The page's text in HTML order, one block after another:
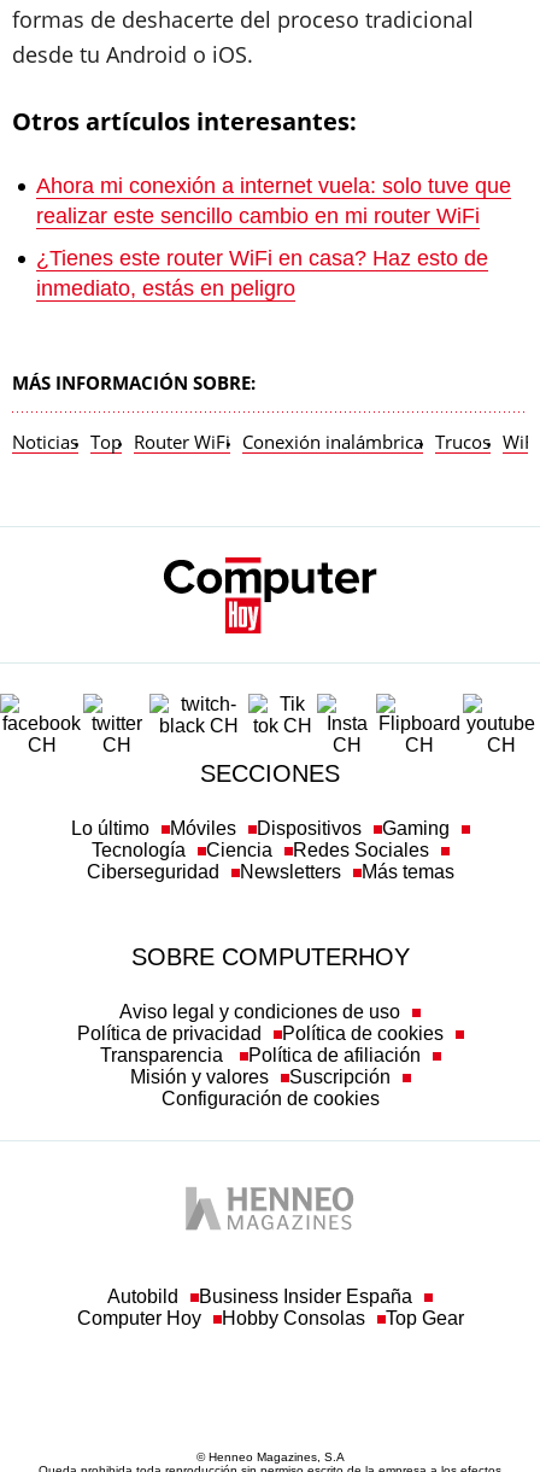
formas de deshacerte del proceso tradicional
desde tu Android o iOS.
Otros artículos interesantes:
Ahora mi conexión a internet vuela: solo tuve que
realizar este sencillo cambio en mi router WiFi
¿Tienes este router WiFi en casa? Haz esto de
inmediato, estás en peligro
MÁS INFORMACIÓN SOBRE:
Noticias Top Router WiFi Conexión inalámbrica Trucos WiFi
SECCIONES
Lo último Móviles Dispositivos
Gaming
Tecnología
Ciencia
Redes Sociales
Ciberseguridad
Newsletters Más temas
SOBRE COMPUTERHOY
Aviso legal y condiciones de uso
Política de privacidad
Política de cookies
Transparencia
Política de afiliación
Misión y valores
Suscripción
Configuración de cookies
Autobild
Business Insider España
Computer Hoy
Hobby Consolas Top Gear
© Henneo Magazines, S.A